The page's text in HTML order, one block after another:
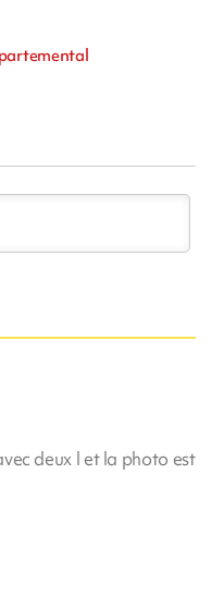
deux l et la photo est